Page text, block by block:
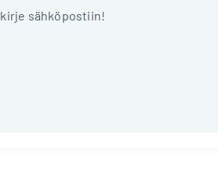
sähköpostiin!